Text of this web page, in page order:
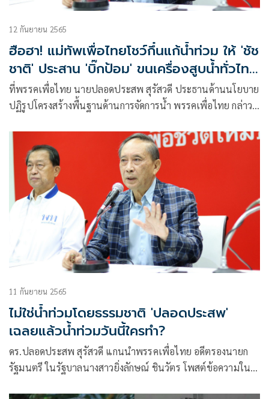
12 กันยายน 2565
ฮือฮา! แม่ทัพเพื่อไทยโชว์กึ๋นแก้น้ำท่วม ให้ 'ชัช
ชาติ' ประสาน 'บิ๊กป้อม' ขนเครื่องสูบน้ำทั่วไทย
เข้ากทม.
ที่พรรคเพื่อไทย นายปลอดประสพ สุรัสวดี ประธานด้านนโยบาย
ปฏิรูปโครงสร้างพื้นฐานด้านการจัดการน้ำ พรรคเพื่อไทย กล่าว
11 กันยายน 2565
ไม่ใช่น้ำท่วมโดยธรรมชาติ 'ปลอดประสพ'
เฉลยแล้วน้ำท่วมวันนี้ใครทำ?
ดร.ปลอดประสพ สุรัสวดี แกนนำพรรคเพื่อไทย อดีตรองนายก
รัฐมนตรี ในรัฐบาลนางสาวยิ่งลักษณ์ ชินวัตร โพสต์ข้อความใน